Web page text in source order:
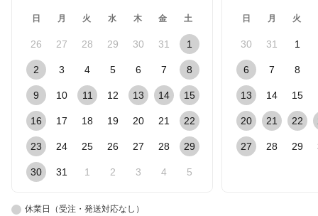
日 月 火 水 木 金 土
26 27 28 29 30 31 1
2 3 4 5 6 7 8
9 10 11 12 13 14 15
16 17 18 19 20 21 22
23 24 25 26 27 28 29
30 31 1 2 3 4 5
日 月 火
30 31 1
6 7 8
13 14 15
20 21 22
27 28 29
休業日（受注・発送対応なし）